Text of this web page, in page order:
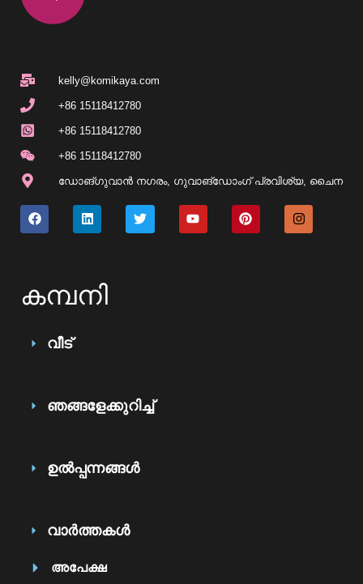
kelly@komikaya.com
+86 15118412780
+86 15118412780
+86 15118412780
ഡോങ്ഗുവാൻ നഗരം, ഗുവാങ്‌ഡോംഗ് പ്രവിശ്യ, ചൈന
കമ്പനി
വീട്
ഞങ്ങളേക്കുറിച്ച്
ഉൽപ്പന്നങ്ങൾ
വാർത്തകൾ
അപേക്ഷ